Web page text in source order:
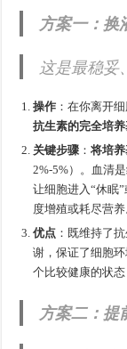
方案一：换
这是最稳妥
操作 ：在你离开
抗生素的完全培
关键步骤 ：将培
2%-5%）。血清
让细胞进入“休眠
度增殖或耗尽营养
优点 ：既维持了
谢，保证了细胞
个比较健康的状态
方案二：提